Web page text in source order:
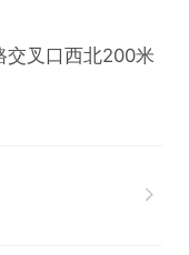
交叉口西北200米